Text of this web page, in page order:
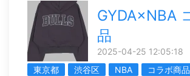
GYDA×NBA
品
2025-04-25 12:05:18
東京都
渋谷区 NBA コラボ商品